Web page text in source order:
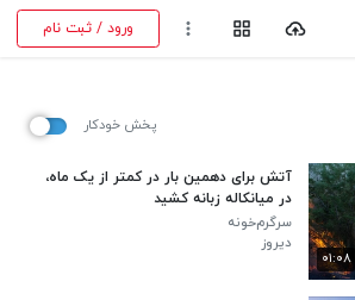
ورود / ثبت نام
پخش خودکار
۰۱:۰۸
آتش برای دهمین بار در کمتر از یک ماه،
در میانکاله زبانه کشید
سرگرم‌خونه
دیروز